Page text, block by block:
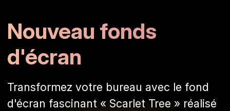
Nouveau fonds
d'écran
Transformez votre bureau avec le fond
d'écran fascinant « Scarlet Tree » réalisé